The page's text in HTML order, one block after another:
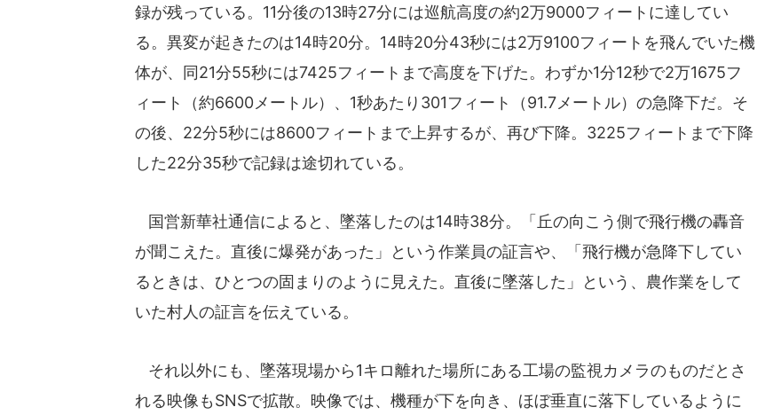
録が残っている。11分後の13時27分には巡航高度の約2万9000フィートに達してい
る。異変が起きたのは14時20分。14時20分43秒には2万9100フィートを飛んでいた機
体が、同21分55秒には7425フィートまで高度を下げた。わずか1分12秒で2万1675フ
ィート（約6600メートル）、1秒あたり301フィート（91.7メートル）の急降下だ。そ
の後、22分5秒には8600フィートまで上昇するが、再び下降。3225フィートまで下降
した22分35秒で記録は途切れている。
国営新華社通信によると、墜落したのは14時38分。「丘の向こう側で飛行機の轟音
が聞こえた。直後に爆発があった」という作業員の証言や、「飛行機が急降下してい
るときは、ひとつの固まりのように見えた。直後に墜落した」という、農作業をして
いた村人の証言を伝えている。
それ以外にも、墜落現場から1キロ離れた場所にある工場の監視カメラのものだとさ
れる映像もSNSで拡散。映像では、機種が下を向き、ほぼ垂直に落下しているように